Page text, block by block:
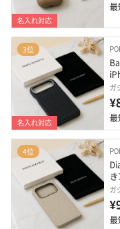
名入れ対応
最
3位
名入れ対応
ガ
最
4位
ガ
最